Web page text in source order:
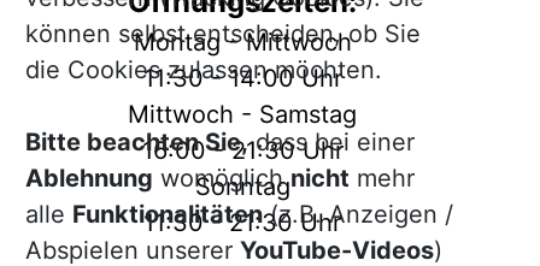
Montag - Mittwoch
11:30 - 14:00 Uhr
Mittwoch - Samstag
16:00 - 21:30 Uhr
Sonntag
11:30 - 21:30 Uhr
können selbst entscheiden, ob Sie
die Cookies zulassen möchten.
Bitte beachten Sie,dass bei einer
Ablehnung womöglichnicht mehr
alle Funktionalitäten(z.B. Anzeigen /
Abspielen unserer YouTube-Videos)